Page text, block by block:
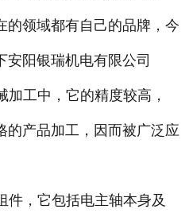
联系我们
的领域都有自己的品牌，今
阳银瑞机电有限公司
加工中，它的精度较高，
的产品加工，因而被广泛应
件，它包括电主轴本身及